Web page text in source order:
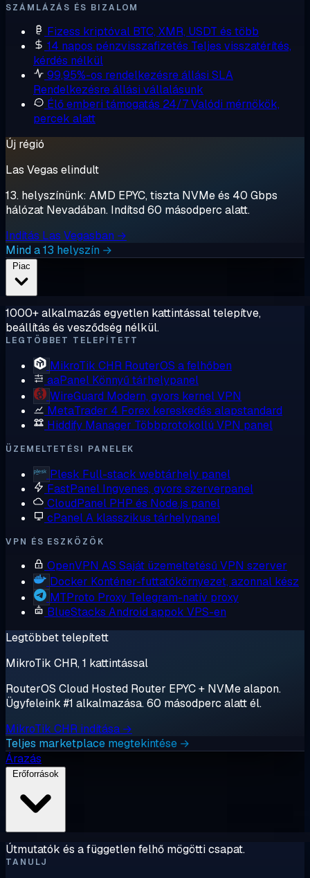
SZÁMLÁZÁS ÉS BIZALOM
Fizess kriptóval BTC, XMR, USDT és több
14 napos pénzvisszafizetés Teljes visszatérítés,
kérdés nélkül
99,95%-os rendelkezésre állási SLA
Rendelkezésre állási vállalásunk
Élő emberi támogatás 24/7Valódi mérnökök,
percek alatt
Új régió
Las Vegas elindult
13. helyszínünk: AMD EPYC, tiszta NVMe és 40 Gbps
hálózat Nevadában. Indítsd 60 másodperc alatt.
Indítás Las Vegasban →
Mind a 13 helyszín →
1000+ alkalmazás egyetlen kattintással telepítve,
beállítás és vesződség nélkül.
LEGTÖBBET TELEPÍTETT
MikroTik CHR RouterOS a felhőben
aaPanel Könnyű tárhelypanel
WireGuard Modern, gyors kernel VPN
MetaTrader 4 Forex kereskedés alapstandard
Hiddify Manager Többprotokollú VPN panel
ÜZEMELTETÉSI PANELEK
Plesk Full-stack webtárhely panel
FastPanel Ingyenes, gyors szerverpanel
CloudPanel PHP és Node.js panel
cPanelA klasszikus tárhelypanel
VPN ÉS ESZKÖZÖK
OpenVPN AS Saját üzemeltetésű VPN szerver
Docker Konténer-futtatókörnyezet, azonnal kész
MTProto Proxy Telegram-natív proxy
BlueStacks Android appok VPS-en
Legtöbbet telepített
MikroTik CHR, 1 kattintással
RouterOS Cloud Hosted Router EPYC + NVMe alapon.
Ügyfeleink #1 alkalmazása. 60 másodperc alatt él.
MikroTik CHR indítása →
Teljes marketplace megtekintése →
Árazás
Útmutatók és a független felhő mögötti csapat.
TANULJ